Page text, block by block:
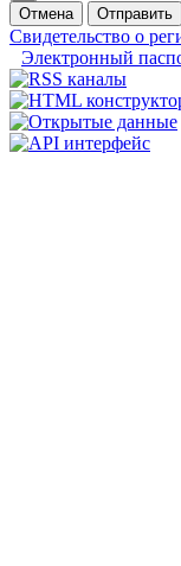
Отмена
Отправить
Свидетельство о
Электронный